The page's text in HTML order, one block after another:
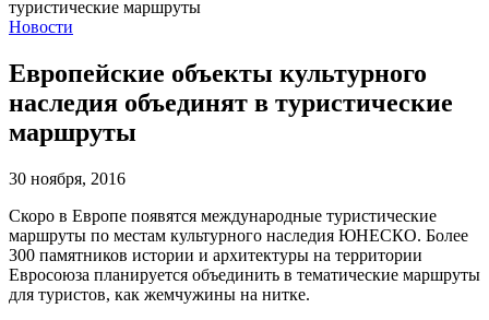
Новости
Европейские объекты культурного
наследия объединят в туристические
маршруты
30 ноября, 2016
Скоро в Европе появятся международные туристические
маршруты по местам культурного наследия ЮНЕСКО. Более
300 памятников истории и архитектуры на территории
Евросоюза планируется объединить в тематические маршруты
для туристов, как жемчужины на нитке.